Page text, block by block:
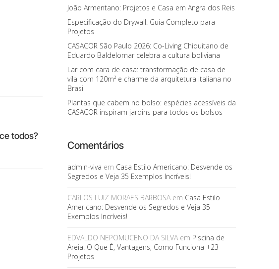
todos?
João Armentano: Projetos e Casa em Angra dos Reis
Especificação do Drywall: Guia Completo para
Projetos
CASACOR São Paulo 2026: Co-Living Chiquitano de
Eduardo Baldelomar celebra a cultura boliviana
Lar com cara de casa: transformação de casa de
vila com 120m² e charme da arquitetura italiana no
Brasil
Plantas que cabem no bolso: espécies acessíveis da
CASACOR inspiram jardins para todos os bolsos
Comentários
admin-viva em Casa Estilo Americano: Desvende os
Segredos e Veja 35 Exemplos Incríveis!
CARLOS LUIZ MORAES BARBOSAem Casa Estilo
Americano: Desvende os Segredos e Veja 35
Exemplos Incríveis!
EDVALDO NEPOMUCENO DA SILVAem Piscina de
Areia: O Que É, Vantagens, Como Funciona +23
Projetos